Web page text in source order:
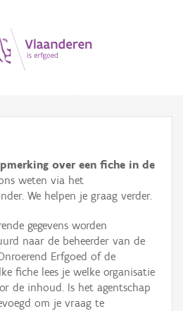
over een fiche in de
weten via het
We helpen je graag verder.
gegevens worden
naar de beheerder van de
Erfgoed of de
fiche lees je welke organisatie
de inhoud. Is het agentschap
om je vraag te